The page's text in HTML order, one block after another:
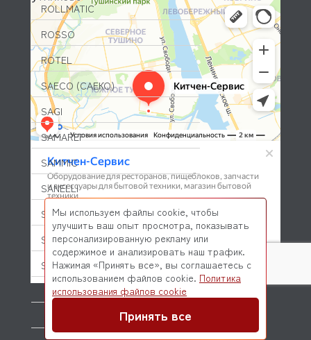
ROLLMATIC
ROSSO
ROTEL
SAECO (САЕКО)
SAGI
SAMAREF
SAMMIC
SANELLI
SANREMO
SANTOS
SCALE (СКЕЙЛ)
SCHOLL
© 2026 Kitchen-Service.com Интернет-магазин запчастей
и оборудования профессиональной кухни
Мы используем файлы cookie, чтобы
улучшить ваш опыт просмотра, показывать
персонализированную рекламу или
содержимое и анализировать наш трафик.
Нажимая «Принять все», вы соглашаетесь с
использованием файлов cookie. Политика
использования файлов cookie
Принять все